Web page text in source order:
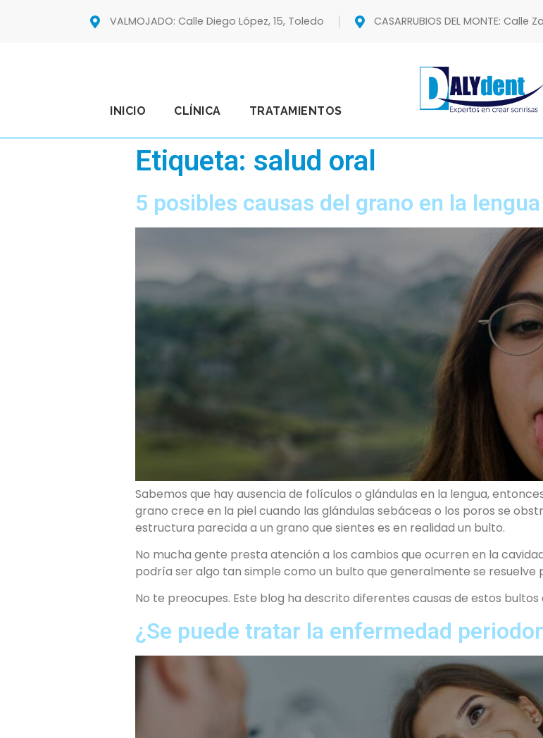
VALMOJADO: Calle Diego López, 15, Toledo CASARRUBIOS DEL MONTE: Calle
INICIO CLÍNICA TRATAMIENTOS
Etiqueta: salud oral
5 posibles causas del grano en la
Sabemos que hay ausencia de folículos o glándulas en la lengua,
grano crece en la piel cuando las glándulas sebáceas o los poros se
estructura parecida a un grano que sientes es en realidad un bulto.
No mucha gente presta atención a los cambios que ocurren en la
podría ser algo tan simple como un bulto que generalmente se
No te preocupes. Este blog ha descrito diferentes causas de estos
¿Se puede tratar la enfermedad